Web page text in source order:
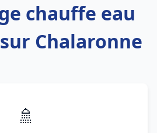
chauffe eau
Chalaronne
🚿